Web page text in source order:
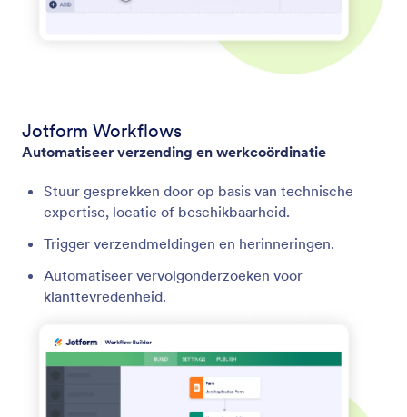
Jotform Workflows
Automatiseer verzending en werkcoördinatie
Stuur gesprekken door op basis van technische
expertise, locatie of beschikbaarheid.
Trigger verzendmeldingen en herinneringen.
Automatiseer vervolgonderzoeken voor
klanttevredenheid.